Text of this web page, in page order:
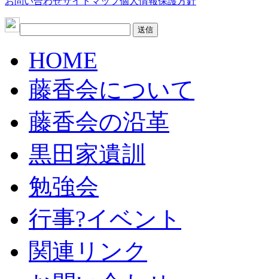
HOME
藤香会について
藤香会の沿革
黒田家遺訓
勉強会
行事?イベント
関連リンク